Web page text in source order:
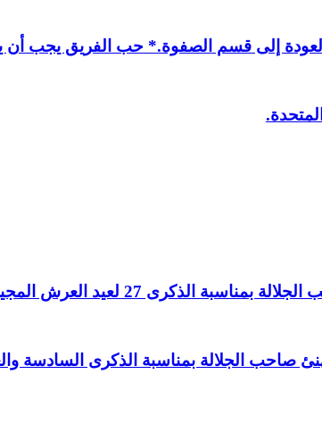
إلى قسم الصفوة.* حب الفريق يجب أن
27 لعيد العرش المجيد.
يهنئ صاحب الجلالة بمناسبة الذكرى